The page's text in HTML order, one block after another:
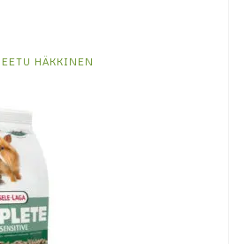
EETU HÄKKINEN